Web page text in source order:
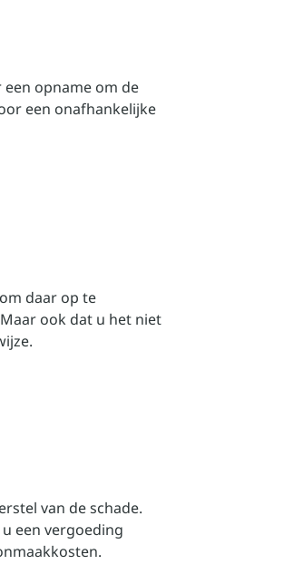
opname om de
een onafhankelijke
daar op te
ook dat u het niet
van de schade.
een vergoeding